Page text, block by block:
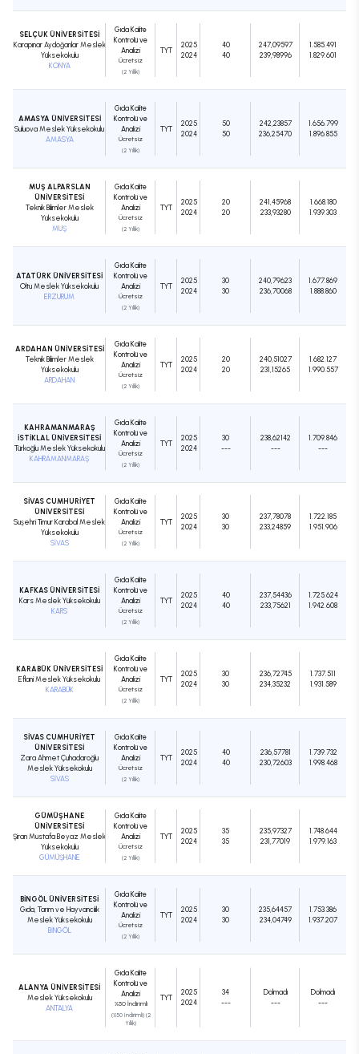
SELÇUK ÜNİVERSİTESİ
Karapınar Aydoğanlar Meslek
Yüksekokulu
KONYA
Gıda Kalite
Kontrolü ve
Analizi
Ücretsiz
(2 Yıllık)
TYT
2025
2024
40
40
247,09597
239,98996
1.585.491
1.829.601
AMASYA ÜNİVERSİTESİ
Suluova Meslek Yüksekokulu
AMASYA
Gıda Kalite
Kontrolü ve
Analizi
Ücretsiz
(2 Yıllık)
TYT
2025
2024
50
50
242,23857
236,25470
1.656.799
1.896.855
MUŞ ALPARSLAN
ÜNİVERSİTESİ
Teknik Bilimler Meslek
Yüksekokulu
MUŞ
Gıda Kalite
Kontrolü ve
Analizi
Ücretsiz
(2 Yıllık)
TYT
2025
2024
20
20
241,45968
233,93280
1.668.180
1.939.303
ATATÜRK ÜNİVERSİTESİ
Oltu Meslek Yüksekokulu
ERZURUM
Gıda Kalite
Kontrolü ve
Analizi
Ücretsiz
(2 Yıllık)
TYT
2025
2024
30
30
240,79623
236,70068
1.677.869
1.888.860
ARDAHAN ÜNİVERSİTESİ
Teknik Bilimler Meslek
Yüksekokulu
ARDAHAN
Gıda Kalite
Kontrolü ve
Analizi
Ücretsiz
(2 Yıllık)
TYT
2025
2024
20
20
240,51027
231,15265
1.682.127
1.990.557
KAHRAMANMARAŞ
İSTİKLAL ÜNİVERSİTESİ
Türkoğlu Meslek Yüksekokulu
KAHRAMANMARAŞ
Gıda Kalite
Kontrolü ve
Analizi
Ücretsiz
(2 Yıllık)
TYT
2025
2024
30
---
238,62142
---
1.709.846
---
SİVAS CUMHURİYET
ÜNİVERSİTESİ
Suşehri Timur Karabal Meslek
Yüksekokulu
SİVAS
Gıda Kalite
Kontrolü ve
Analizi
Ücretsiz
(2 Yıllık)
TYT
2025
2024
30
30
237,78078
233,24859
1.722.185
1.951.906
KAFKAS ÜNİVERSİTESİ
Kars Meslek Yüksekokulu
KARS
Gıda Kalite
Kontrolü ve
Analizi
Ücretsiz
(2 Yıllık)
TYT
2025
2024
40
40
237,54436
233,75621
1.725.624
1.942.608
KARABÜK ÜNİVERSİTESİ
Eflani Meslek Yüksekokulu
KARABÜK
Gıda Kalite
Kontrolü ve
Analizi
Ücretsiz
(2 Yıllık)
TYT
2025
2024
30
30
236,72745
234,35232
1.737.511
1.931.589
SİVAS CUMHURİYET
ÜNİVERSİTESİ
Zara Ahmet Çuhadaroğlu
Meslek Yüksekokulu
SİVAS
Gıda Kalite
Kontrolü ve
Analizi
Ücretsiz
(2 Yıllık)
TYT
2025
2024
40
40
236,57781
230,72603
1.739.732
1.998.468
GÜMÜŞHANE
ÜNİVERSİTESİ
Şiran Mustafa Beyaz Meslek
Yüksekokulu
GÜMÜŞHANE
Gıda Kalite
Kontrolü ve
Analizi
Ücretsiz
(2 Yıllık)
TYT
2025
2024
35
35
235,97327
231,77019
1.748.644
1.979.163
BİNGÖL ÜNİVERSİTESİ
Gıda, Tarım ve Hayvancılık
Meslek Yüksekokulu
BİNGÖL
Gıda Kalite
Kontrolü ve
Analizi
Ücretsiz
(2 Yıllık)
TYT
2025
2024
30
30
235,64457
234,04749
1.753.386
1.937.207
ALANYA ÜNİVERSİTESİ
Meslek Yüksekokulu
ANTALYA
Gıda Kalite
Kontrolü ve
Analizi
%50 İndirimli
(%50 İndirimli) (2
Yıllık)
TYT
2025
2024
34
---
Dolmadı
---
Dolmadı
---